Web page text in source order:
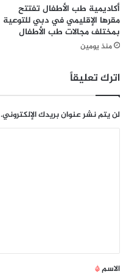
ر
ق
م
ي
ل
د
و
ل
ل
ل
ك
ت
ش
ا
أكاديمية طب الأطفال تفتتح
مقرها الإقليمي في دبي للتوعية
بمختلف مجالات طب الأطفال
منذ يومين
اترك تعليقاً
لن يتم نشر عنوان بريدك الإلكتروني.
*
الاسم*